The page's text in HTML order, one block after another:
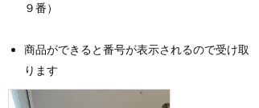
９番）
商品ができると番号が表示されるので受け取
ります